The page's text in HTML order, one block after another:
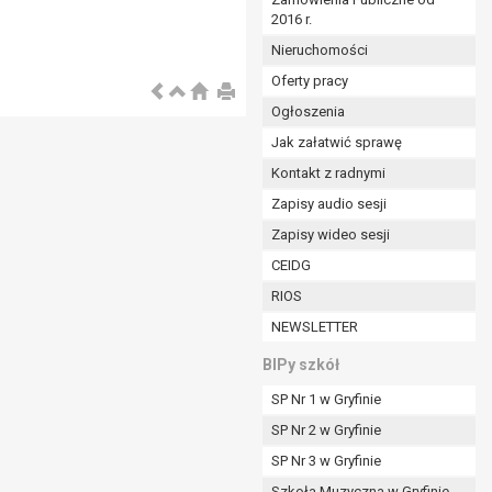
2016 r.
Nieruchomości
Oferty pracy
Ogłoszenia
Jak załatwić sprawę
Kontakt z radnymi
Zapisy audio sesji
Zapisy wideo sesji
CEIDG
RIOS
NEWSLETTER
BIPy szkół
SP Nr 1 w Gryfinie
SP Nr 2 w Gryfinie
SP Nr 3 w Gryfinie
(Dz.U. z 2017r., poz. 1875 ze zm.) oraz z
i celu określonym w treści zgody.
odbiorcom lub kategoriom odbiorców danych
z terminami archiwizacji określonymi przez
czasu wycofania tej zgody.
do realizacji zawartej umowy, a po tym
na przetwarzanie danych po zakończeniu i
z umowy o dofinansowanie zawartej między